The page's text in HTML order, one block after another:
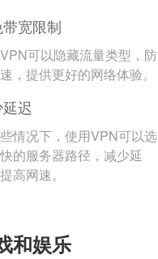
宽限制
可以隐藏流量类型，防
，提供更好的网络体验。
迟
情况下，使用VPN可以选
的服务器路径，减少延
高网速。
和娱乐